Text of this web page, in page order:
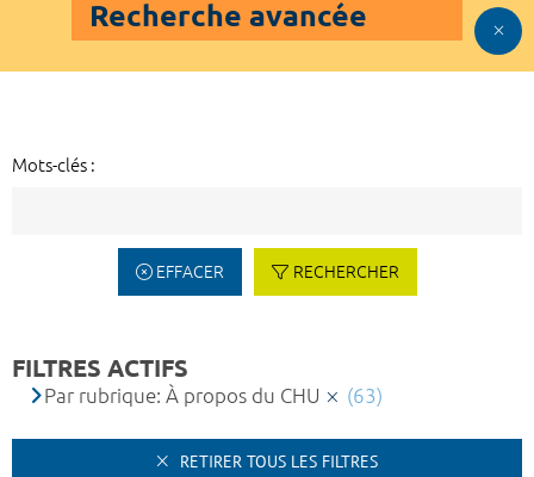
Recherche avancée
Mots-clés :
EFFACER RECHERCHER
FILTRES ACTIFS
Par rubrique: À propos du CHU (63)
RETIRER TOUS LES FILTRES